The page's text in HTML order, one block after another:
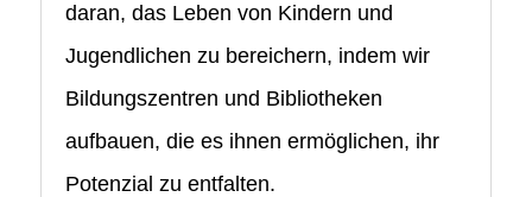
daran, das Leben von Kindern und
Jugendlichen zu bereichern, indem wir
Bildungszentren und Bibliotheken
aufbauen, die es ihnen ermöglichen, ihr
Potenzial zu entfalten.